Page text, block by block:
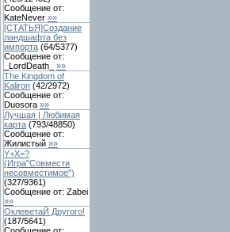
Сообщение от:
KateNever »»
[СТАТЬЯ]Создание
ландшафта без
импорта (64/5377)
Сообщение от:
_LordDeath_
»»
The Kingdom of
Kaliron (42/2972)
Сообщение от:
Duosora »»
Лучшая | Любимая
карта (793/48850)
Сообщение от:
Жилистый »»
Y+X=?
(Игра"Совмести
несовместимое")
(327/9361)
Сообщение от: Zabei
»»
OклеветаЙ Другого!
(187/5641)